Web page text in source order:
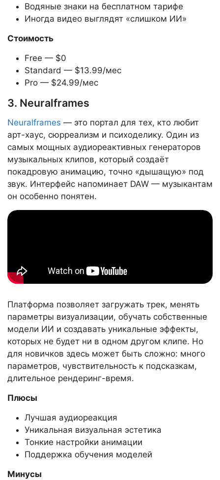
Водяные знаки на бесплатном тарифе
Иногда видео выглядят «слишком ИИ»
Стоимость
Free — $0
Standard — $13.99/мес
Pro — $24.99/мес
3. Neuralframes
Neuralframes — это портал для тех, кто любит
арт-хаус, сюрреализм и психоделику. Один из
самых мощных аудиореактивных генераторов
музыкальных клипов, который создаёт
покадровую анимацию, точно «дышащую» под
звук. Интерфейс напоминает DAW — музыкантам
он особенно понятен.
Платформа позволяет загружать трек, менять
параметры визуализации, обучать собственные
модели ИИ и создавать уникальные эффекты,
которых не будет ни в одном другом клипе. Но
для новичков здесь может быть сложно: много
параметров, чувствительность к подсказкам,
длительное рендеринг-время.
Плюсы
Лучшая аудиореакция
Уникальная визуальная эстетика
Тонкие настройки анимации
Поддержка обучения моделей
Минусы